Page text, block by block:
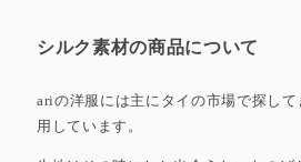
シルク素材の商品について
ariの洋服には主にタイの市場で探して
用しています。